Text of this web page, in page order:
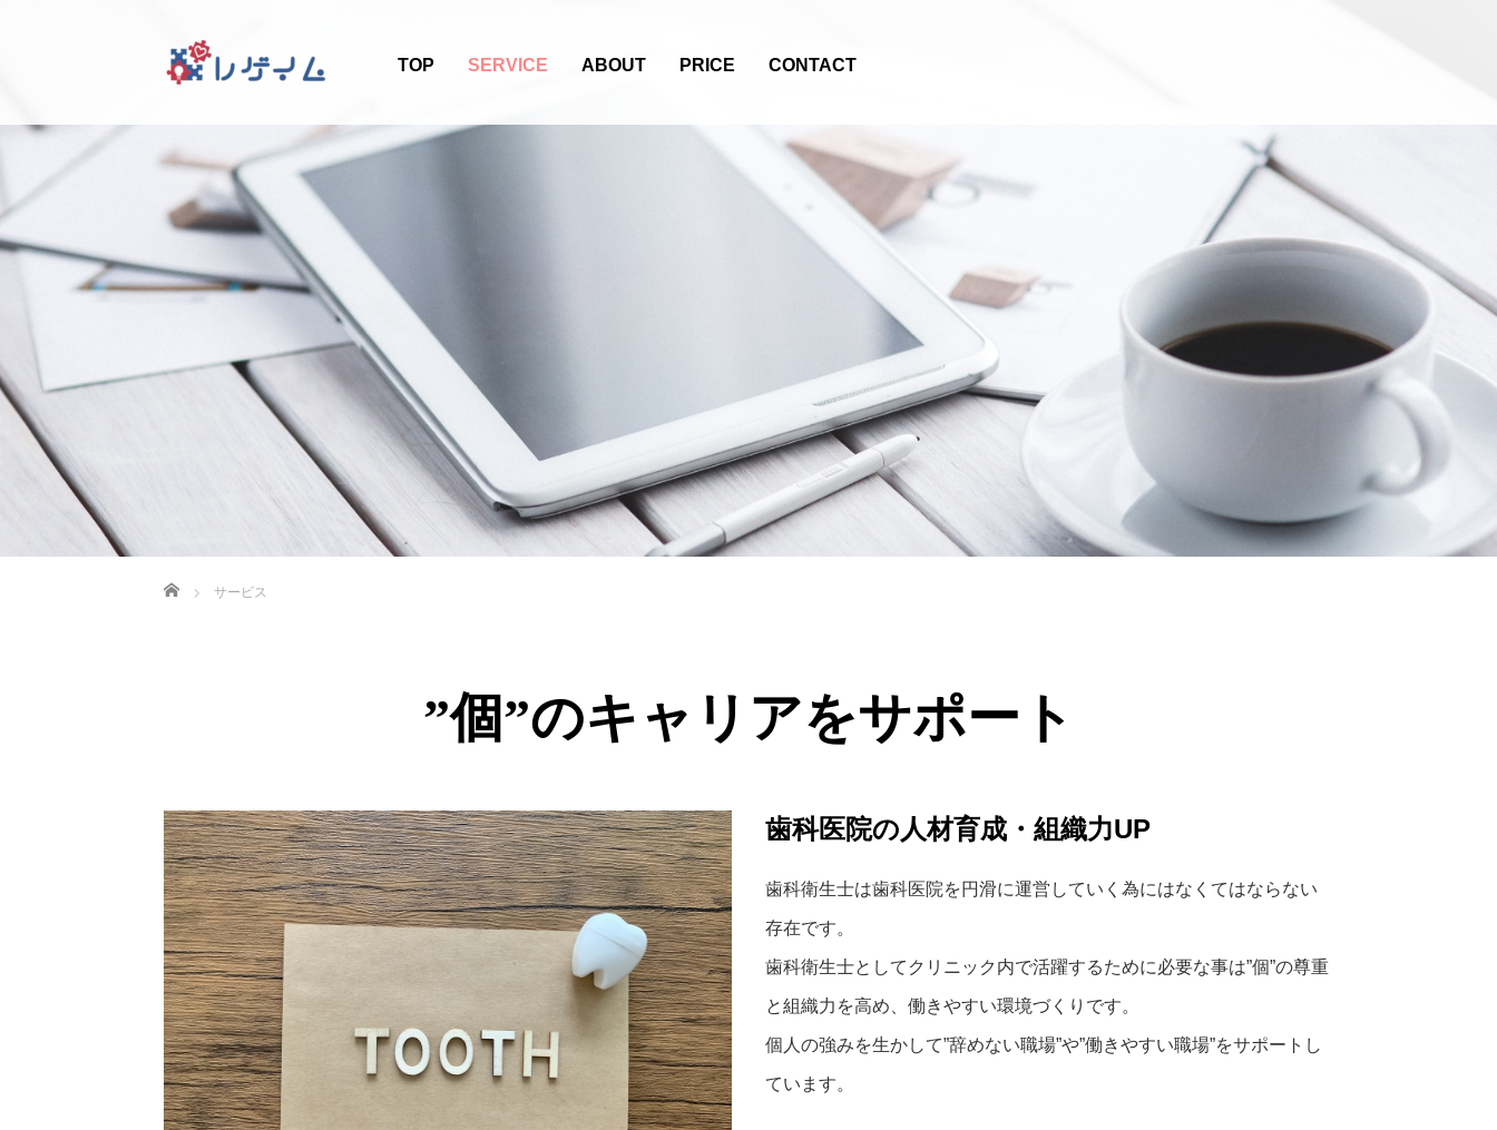
TOP SERVICE ABOUT PRICE CONTACT
ホーム サービス
”個”のキャリアをサポート
歯科医院の人材育成・組織力UP
歯科衛生士は歯科医院を円滑に運営していく為にはなくてはならない
存在です。
歯科衛生士としてクリニック内で活躍するために必要な事は”個”の尊重
と組織力を高め、働きやすい環境づくりです。
個人の強みを生かして”辞めない職場”や”働きやすい職場”をサポートし
ています。